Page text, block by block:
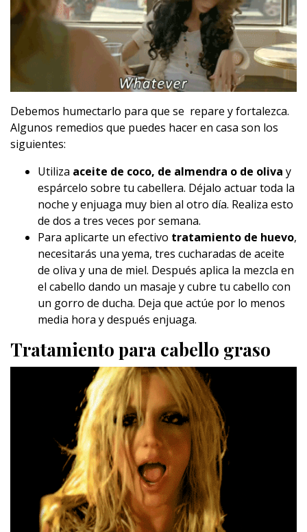
Debemos humectarlo para que se repare y fortalezca.
Algunos remedios que puedes hacer en casa son los
siguientes:
Utiliza aceite de coco, de almendra o de oliva y
espárcelo sobre tu cabellera. Déjalo actuar toda la
noche y enjuaga muy bien al otro día. Realiza esto
de dos a tres veces por semana.
Para aplicarte un efectivo tratamiento de huevo,
necesitarás una yema, tres cucharadas de aceite
de oliva y una de miel. Después aplica la mezcla en
el cabello dando un masaje y cubre tu cabello con
un gorro de ducha. Deja que actúe por lo menos
media hora y después enjuaga.
Tratamiento para cabello graso